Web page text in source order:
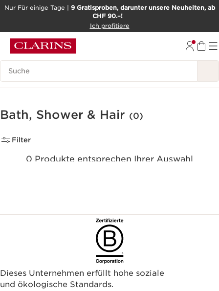
BARRIEREFREIHEITSWERKZEUG
Nur Für einige Tage | 9 Gratisproben, darunter unsere Neuheiten, ab
CHF 90.–!
Ich profitiere
Legende suchen
Bath, Shower & Hair (0)
Filter
0 Produkte entsprechen Ihrer Auswahl
Dieses Unternehmen erfüllt hohe soziale
und ökologische Standards.